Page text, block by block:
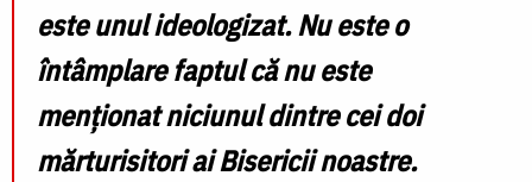
este unul ideologizat. Nu este o
întâmplare faptul că nu este
menționat niciunul dintre cei doi
mărturisitori ai Bisericii noastre.